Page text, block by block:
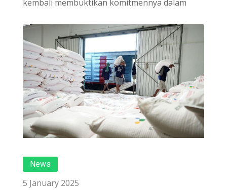
kembali membuktikan komitmennya dalam
News
5 January 2025